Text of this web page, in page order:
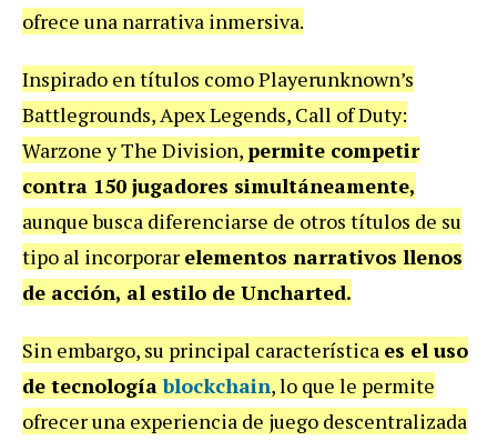
ofrece una narrativa inmersiva.
Inspirado en títulos como Playerunknown’s
Battlegrounds, Apex Legends, Call of Duty:
Warzone y The Division,permite competir
contra 150 jugadores simultáneamente,
aunque busca diferenciarse de otros títulos de su
tipo al incorporar elementos narrativos llenos
de acción, al estilo de Uncharted.
Sin embargo, su principal característica es el uso
de tecnologíablockchain, lo que le permite
ofrecer una experiencia de juego descentralizada